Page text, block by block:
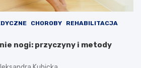
CHOROBY
REHABILITACJA
nogi: przyczyny i metody